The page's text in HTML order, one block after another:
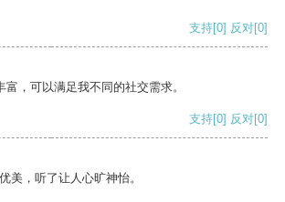
支持[0] 反对[0]
，可以满足我不同的社交需求。
支持[0] 反对[0]
美，听了让人心旷神怡。